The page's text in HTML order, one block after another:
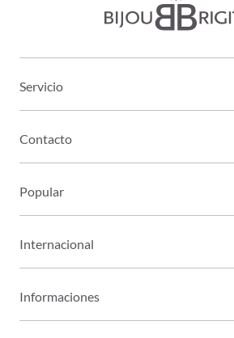
Servicio
Contacto
Popular
Internacional
Informaciones